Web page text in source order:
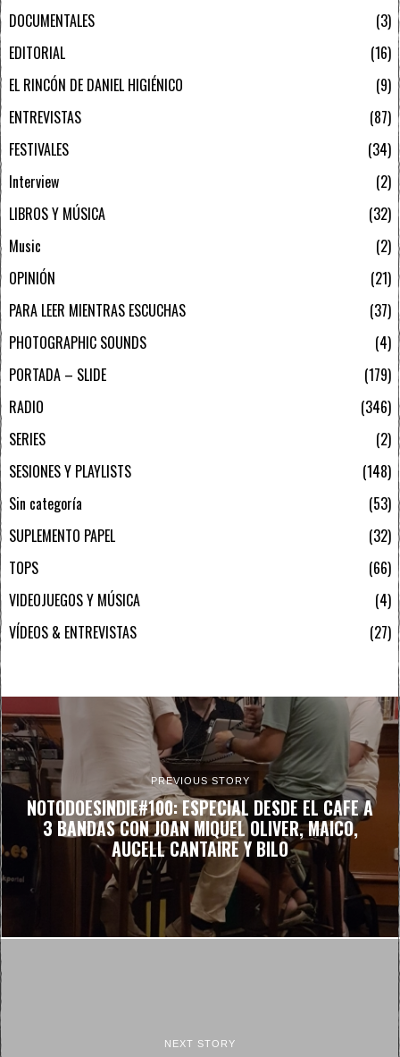
DOCUMENTALES
3
EDITORIAL
16
EL RINCÓN DE DANIEL HIGIÉNICO
9
ENTREVISTAS
87
FESTIVALES
34
Interview
2
LIBROS Y MÚSICA
32
Music
2
OPINIÓN
21
PARA LEER MIENTRAS ESCUCHAS
37
PHOTOGRAPHIC SOUNDS
4
PORTADA – SLIDE
179
RADIO
346
SERIES
2
SESIONES Y PLAYLISTS
148
Sin categoría
53
SUPLEMENTO PAPEL
32
TOPS
66
VIDEOJUEGOS Y MÚSICA
4
VÍDEOS & ENTREVISTAS
27
PREVIOUS STORY
NOTODOESINDIE#100: ESPECIAL DESDE EL CAFE A
3 BANDAS CON JOAN MIQUEL OLIVER, MAICO,
AUCELL CANTAIRE Y BILO
NEXT STORY